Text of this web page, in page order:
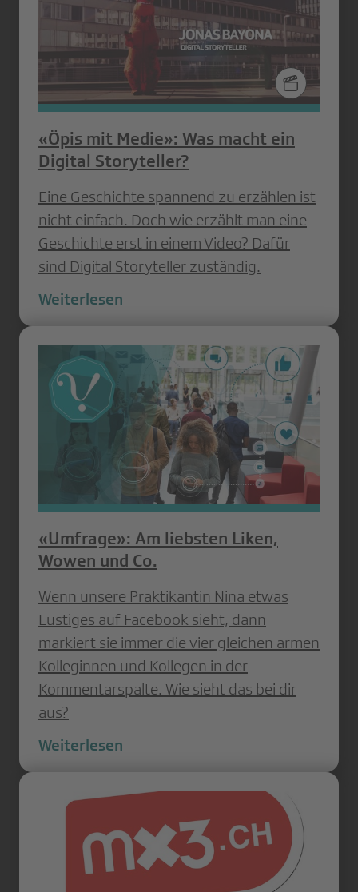
«Öpis mit Medie»: Was macht ein
Digital Storyteller?
Eine Geschichte spannend zu erzählen ist
nicht einfach. Doch wie erzählt man eine
Geschichte erst in einem Video? Dafür
sind Digital Storyteller zuständig.
Weiterlesen
«Umfrage»: Am liebsten Liken,
Wowen und Co.
Wenn unsere Praktikantin Nina etwas
Lustiges auf Facebook sieht, dann
markiert sie immer die vier gleichen armen
Kolleginnen und Kollegen in der
Kommentarspalte. Wie sieht das bei dir
aus?
Weiterlesen